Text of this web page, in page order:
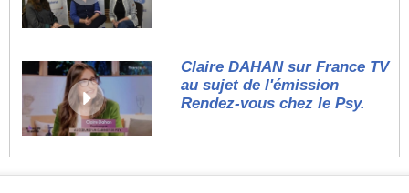
Claire DAHAN sur France TV
au sujet de l'émission
Rendez-vous chez le Psy.